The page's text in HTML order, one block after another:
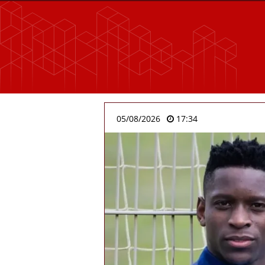
05/08/2026 17:34